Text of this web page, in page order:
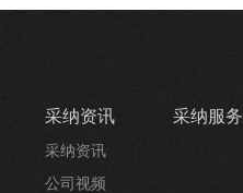
采纳资讯
采纳资讯
公司视频
采纳服务